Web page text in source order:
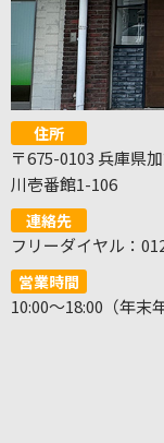
住所
〒675-0103 兵庫県
川壱番館1-106
連絡先
フリーダイヤル：
営業時間
10:00～18:00（年末